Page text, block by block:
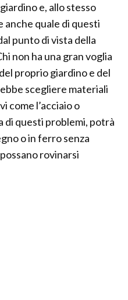
e, allo stesso
anche quale di questi
punto di vista della
non ha una gran voglia
proprio giardino e del
scegliere materiali
come l’acciaio o
di questi problemi, potrà
o in ferro senza
rovinarsi